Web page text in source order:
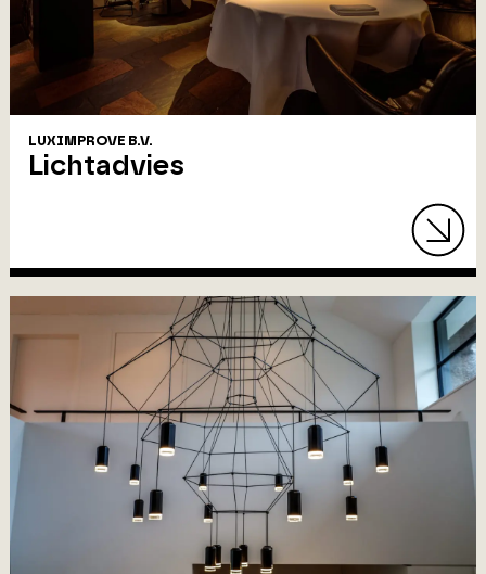
LUXIMPROVE B.V.
Lichtadvies